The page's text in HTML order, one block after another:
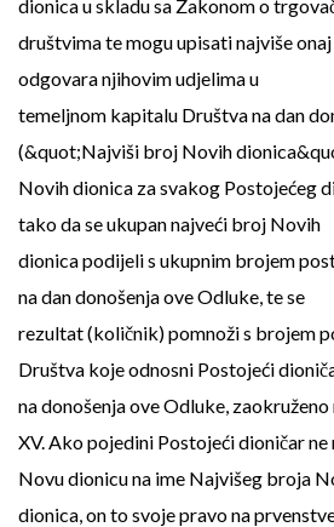
dionica u skladu sa Zakonom o
društvima te mogu upisati najviše
odgovara njihovim udjelima u
temeljnom kapitalu Društva na dan
(&quot;Najviši broj Novih
Novih dionica za svakog Postojećeg
tako da se ukupan najveći broj Novih
dionica podijeli s ukupnim brojem
na dan donošenja ove Odluke, te se
rezultat (količnik) pomnoži s brojem
Društva koje odnosni Postojeći
na donošenja ove Odluke,
XV. Ako pojedini Postojeći dioničar
Novu dionicu na ime Najvišeg broja
dionica, on to svoje pravo na